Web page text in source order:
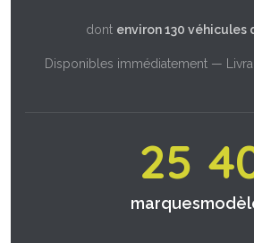
dont environ 130 véhicules
Disponibles immédiatement —
25
marques